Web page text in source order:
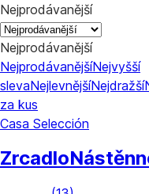
Nejprodávanější
Nejprodávanější
NejprodávanějšíNejvyšší
slevaNejlevnějšíNejdražší
za kus
Casa Selección
Zrcadlo